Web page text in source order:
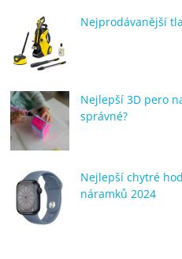
Nejprodávanější
Nejlepší 3D pero
správné?
Nejlepší chytré
náramků 2024